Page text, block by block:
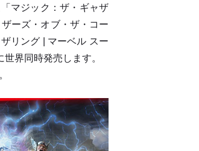
マジック：ザ・ギャザ
ーズ・オブ・ザ・コー
リング | マーベル スー
界同時発売します。